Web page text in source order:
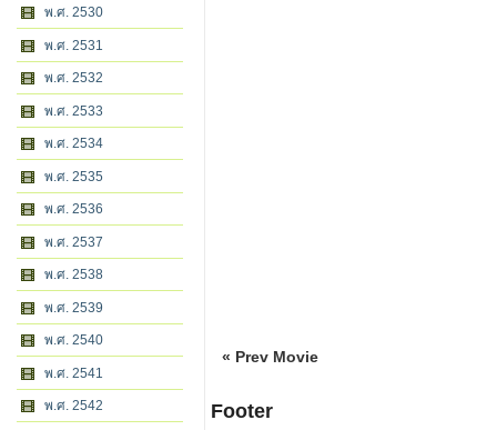
พ.ศ. 2530
พ.ศ. 2531
พ.ศ. 2532
พ.ศ. 2533
พ.ศ. 2534
พ.ศ. 2535
พ.ศ. 2536
พ.ศ. 2537
พ.ศ. 2538
พ.ศ. 2539
พ.ศ. 2540
พ.ศ. 2541
พ.ศ. 2542
« Prev Movie
Footer